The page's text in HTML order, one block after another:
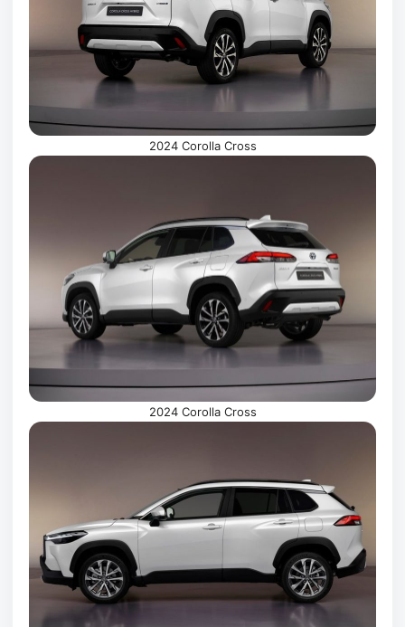
2024 Corolla Cross
2024 Corolla Cross